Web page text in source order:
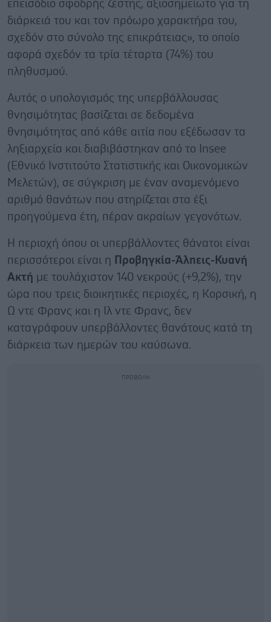
επεισόδιο σφοδρής ζέστης, αξιοσημείωτο για τη
διάρκειά του και τον πρόωρο χαρακτήρα του,
σχεδόν στο σύνολο της επικράτειας», το οποίο
αφορά σχεδόν τα τρία τέταρτα (74%) του
πληθυσμού.
Αυτός ο υπολογισμός της υπερβάλλουσας
θνησιμότητας βασίζεται σε δεδομένα
θνησιμότητας από κάθε αιτία που εξέδωσαν τα
ληξιαρχεία και διαβιβάστηκαν από το Insee
(Εθνικό Ινστιτούτο Στατιστικής και Οικονομικών
Μελετών), σε σύγκριση με έναν αναμενόμενο
αριθμό θανάτων που στηρίζεται στα έξι
προηγούμενα έτη, πέραν ακραίων γεγονότων.
Η περιοχή όπου οι υπερβάλλοντες θάνατοι είναι
περισσότεροι είναι η Προβηγκία-Άλπεις-Κυανή
Ακτή με τουλάχιστον 140 νεκρούς (+9,2%), την
ώρα που τρεις διοικητικές περιοχές, η Κορσική, η
Ω ντε Φρανς και η Ιλ ντε Φρανς, δεν
καταγράφουν υπερβάλλοντες θανάτους κατά τη
διάρκεια των ημερών του καύσωνα.